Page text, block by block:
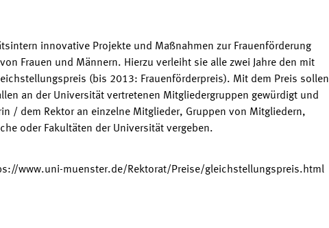
innovative Projekte und Maßnahmen zur Frauenförderung
Frauen und Männern. Hierzu verleiht sie alle zwei Jahre den mit
(bis 2013: Frauenförderpreis). Mit dem Preis sollen
an der Universität vertretenen Mitgliedergruppen gewürdigt und
/ dem Rektor an einzelne Mitglieder, Gruppen von Mitgliedern,
oder Fakultäten der Universität vergeben.
www.uni-muenster.de/Rektorat/Preise/gleichstellungspreis.html